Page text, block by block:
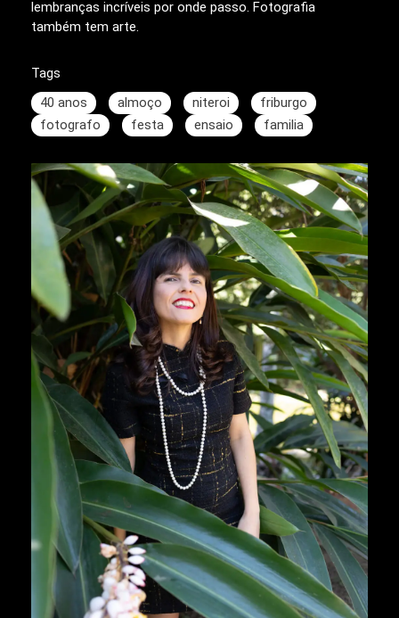
lembranças incríveis por onde passo. Fotografia
também tem arte.
Tags
40 anos
almoço niteroi
friburgo
fotografo
festa ensaio familia